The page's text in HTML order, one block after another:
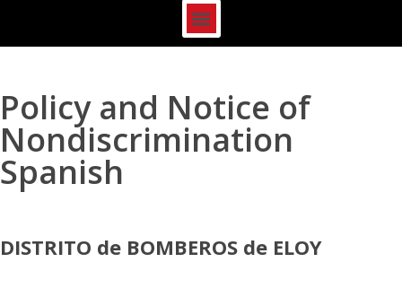
Policy and Notice of
Nondiscrimination
Spanish
DISTRITO de BOMBEROS de ELOY